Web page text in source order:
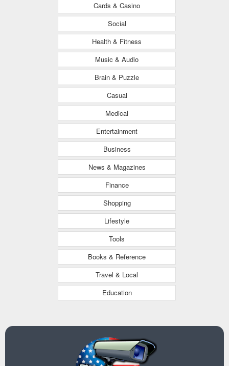
Cards & Casino
Social
Health & Fitness
Music & Audio
Brain & Puzzle
Casual
Medical
Entertainment
Business
News & Magazines
Finance
Shopping
Lifestyle
Tools
Books & Reference
Travel & Local
Education